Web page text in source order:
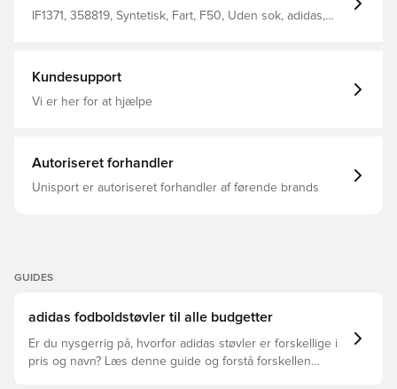
grønnere fremtid Med et klassisk adaptivt
IF1371, 358819, Syntetisk, Fart, F50, Uden sok, adidas,
Kundesupport
Vi er her for at hjælpe
Autoriseret forhandler
Unisport er autoriseret forhandler af førende brands
GUIDES
adidas fodboldstøvler til alle budgetter
Er du nysgerrig på, hvorfor adidas støvler er forskellige i
pris og navn? Læs denne guide og forstå forskellen